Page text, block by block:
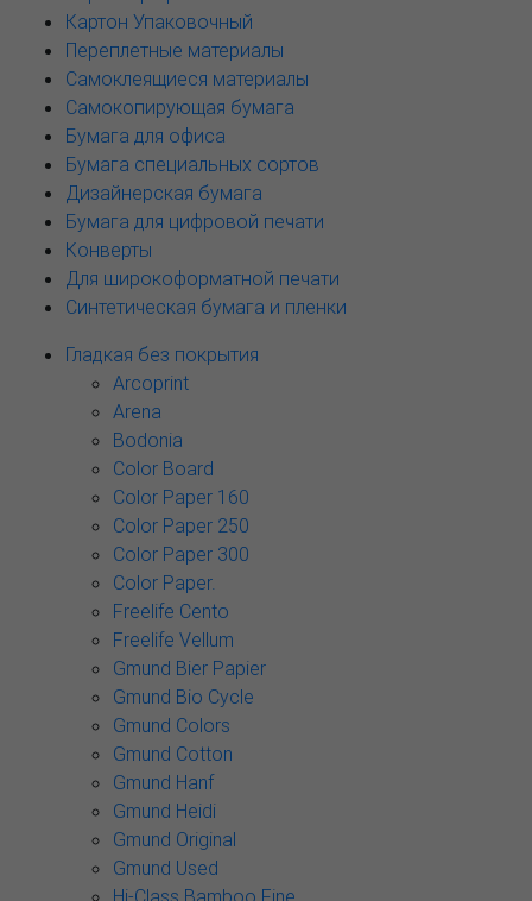
Картон Упаковочный
Переплетные материалы
Самоклеящиеся материалы
Самокопирующая бумага
Бумага для офиса
Бумага специальных сортов
Дизайнерская бумага
Бумага для цифровой печати
Конверты
Для широкоформатной печати
Синтетическая бумага и пленки
Гладкая без покрытия
Arcoprint
Arena
Bodonia
Color Board
Color Paper 160
Color Paper 250
Color Paper 300
Color Paper.
Freelife Cento
Freelife Vellum
Gmund Bier Papier
Gmund Bio Cycle
Gmund Colors
Gmund Cotton
Gmund Hanf
Gmund Heidi
Gmund Original
Gmund Used
Hi-Class Bamboo Fine